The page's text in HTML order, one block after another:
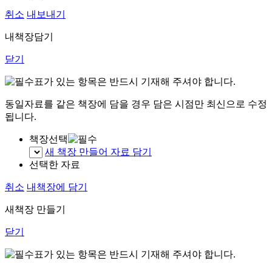
취소 내보내기
내책장담기
닫기
표가 있는 항목은 반드시 기재해 주셔야 합니다.
동일자료를 같은 책장에 담을 경우 담은 시점만 최신으로 수정
됩니다.
책장선택
새 책장 만들어 자료 담기
선택한 자료
취소 내책장에 담기
새책장 만들기
닫기
표가 있는 항목은 반드시 기재해 주셔야 합니다.